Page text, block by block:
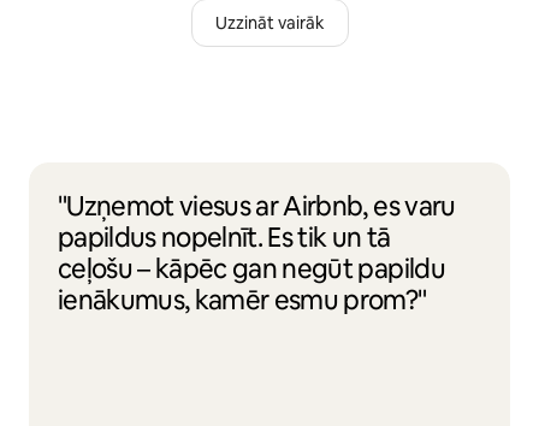
Uzzināt vairāk
"Uzņemot viesus ar Airbnb, es varu
papildus nopelnīt. Es tik un tā
ceļošu – kāpēc gan negūt papildu
ienākumus, kamēr esmu prom?"